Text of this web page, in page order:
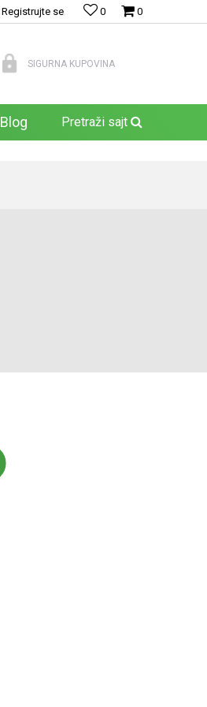
0
0
Registrujte se
SIGURNA KUPOVINA
Blog Pretraži sajt